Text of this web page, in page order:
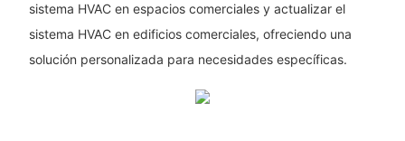
sistema HVAC en espacios comerciales y actualizar el
sistema HVAC en edificios comerciales, ofreciendo una
solución personalizada para necesidades específicas.